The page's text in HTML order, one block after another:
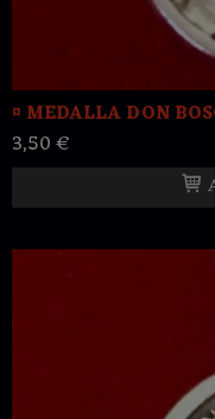
¤ MEDALLA DON
3,50 €